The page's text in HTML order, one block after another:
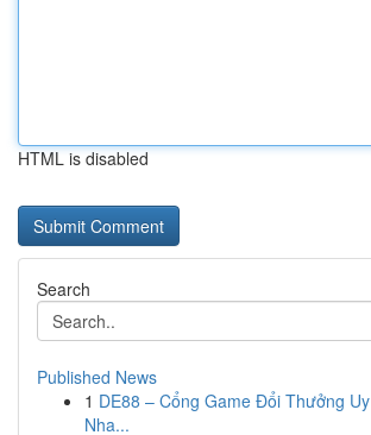
HTML is disabled
Search
Published News
1 DE88 – Cổng Game Đổi Thưởng
Nha...